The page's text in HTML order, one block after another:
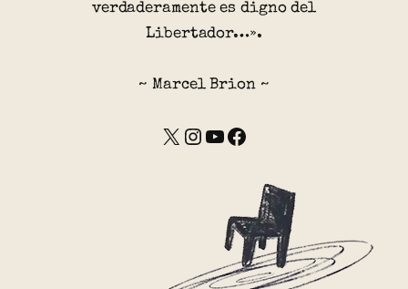
verdaderamente es digno del
Libertador…».
~ Marcel Brion ~
X Instagram YouTube Facebook